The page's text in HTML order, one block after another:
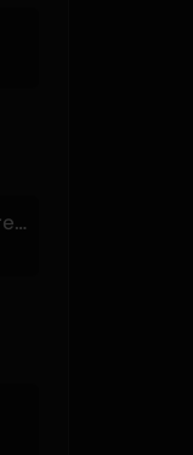
AKANE On My Mind~Scared of Manju